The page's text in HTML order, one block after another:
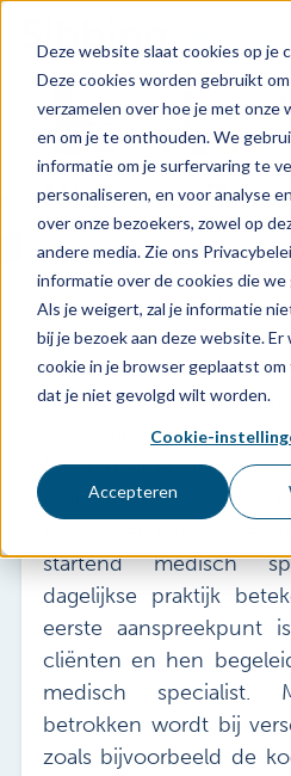
Deze website slaat cookies op je
Deze cookies worden gebruikt
verzamelen over hoe je met onze
en om je te onthouden. We
informatie om je surfervaring te
personaliseren, en voor analyse
over onze bezoekers, zowel op
andere media. Zie ons
informatie over de cookies die we
Als je weigert, zal je informatie
bij je bezoek aan deze website.
cookie in je browser geplaatst
dat je niet gevolgd wilt worden.
Cookie-
Accepteren
Home
Voor wie
Diensten
Agenda
Over ons
Schade melden
Afspraak maken
0318 - 544 044
Nieuws
Mijn Sibbing
Contact
Niels van
Praktijkadviseur
Niels is sinds 2018
zijn studie Financial
hij aan de slag gegaan
bij SNS. In de eerste
actief geweest als
heeft daarna de
buitendienst. Niels
bezig met het
startend medisch
dagelijkse praktijk
eerste aanspreekpunt
cliënten en hen
medisch specialist.
betrokken wordt bij
zoals bijvoorbeeld de